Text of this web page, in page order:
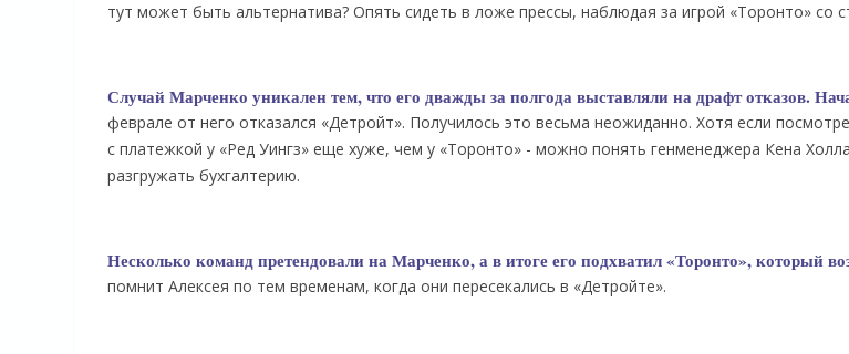
тут может быть альтернатива? Опять сидеть в ложе прессы, наблюдая за игрой «Торонто» со
Случай Марченко уникален тем, что его дважды за полгода выставляли на драфт отказов.
феврале от него отказался «Детройт». Получилось это весьма неожиданно. Хотя если
с платежкой у «Ред Уингз» еще хуже, чем у «Торонто» - можно понять генменеджера Кена
разгружать бухгалтерию.
Несколько команд претендовали на Марченко, а в итоге его подхватил «Торонто», который
помнит Алексея по тем временам, когда они пересекались в «Детройте».